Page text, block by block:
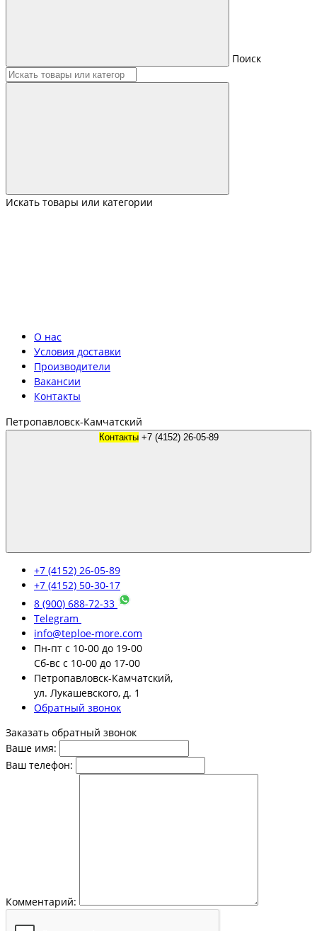
Поиск
Искать товары или категории
О нас
Условия доставки
Производители
Вакансии
Контакты
Петропавловск-Камчатский
Контакты +7 (4152) 26-05-89
+7 (4152) 26-05-89
+7 (4152) 50-30-17
8 (900) 688-72-33
Telegram
info@teploe-more.com
Пн-пт с 10-00 до 19-00
Сб-вс с 10-00 до 17-00
Петропавловск-Камчатский,
ул. Лукашевского, д. 1
Обратный звонок
Заказать обратный звонок
Ваше имя:
Ваш телефон:
Комментарий: